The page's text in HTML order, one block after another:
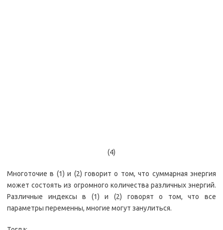
(4)
Многоточие в (1) и (2) говорит о том, что суммарная энергия
может состоять из огромного количества различных энергий.
Различные индексы в (1) и (2) говорят о том, что все
параметры переменны, многие могут занулиться.